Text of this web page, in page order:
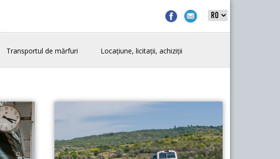
Transportul de mărfuri Locațiune, licitații, achiziții